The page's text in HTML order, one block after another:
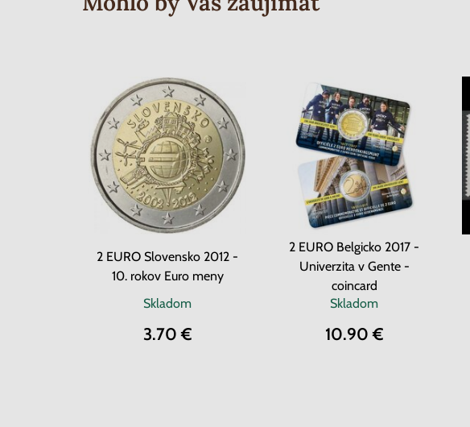
2 EURO Slovensko 2012 -
10. rokov Euro meny
Skladom
3.70 €
2 EURO Belgicko 2017 -
Univerzita v Gente -
coincard
Skladom
10.90 €